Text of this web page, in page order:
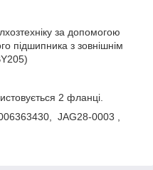
за допомогою
підшипника з зовнішнім
2 фланці.
JAG28-0003 ,